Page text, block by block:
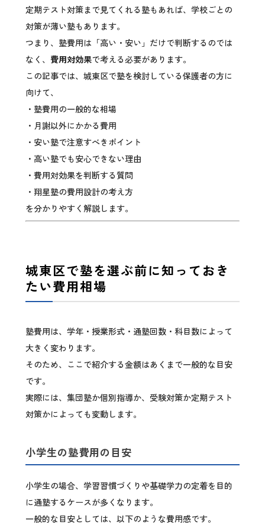
定期テスト対策まで見てくれる塾もあれば、学校ごとの
対策が薄い塾もあります。
つまり、塾費用は「高い・安い」だけで判断するのでは
なく、 費用対効果で考える必要があります。
この記事では、城東区で塾を検討している保護者の方に
向けて、
・塾費用の一般的な相場
・月謝以外にかかる費用
・安い塾で注意すべきポイント
・高い塾でも安心できない理由
・費用対効果を判断する質問
・翔星塾の費用設計の考え方
を分かりやすく解説します。
城東区で塾を選ぶ前に知っておき
たい費用相場
塾費用は、学年・授業形式・通塾回数・科目数によって
大きく変わります。
そのため、ここで紹介する金額はあくまで一般的な目安
です。
実際には、集団塾か個別指導か、受験対策か定期テスト
対策かによっても変動します。
小学生の塾費用の目安
小学生の場合、学習習慣づくりや基礎学力の定着を目的
に通塾するケースが多くなります。
一般的な目安としては、以下のような費用感です。